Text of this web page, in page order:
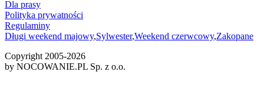
Dla prasy
Polityka prywatności
Regulaminy
Długi weekend majowy,Sylwester,Weekend czerwcowy,Zakopane
Copyright 2005-2026
by NOCOWANIE.PL Sp. z o.o.